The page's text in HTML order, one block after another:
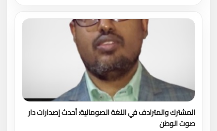
المشترك والمترادف في اللغة الصومالية: أحدث إصدارات دار
صوت الوطن